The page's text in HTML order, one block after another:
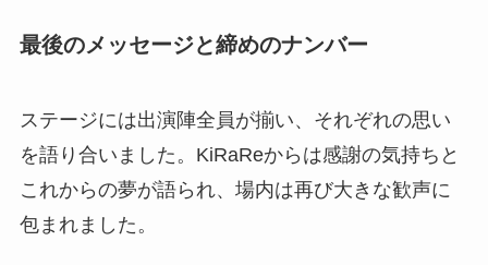
最後のメッセージと締めのナンバー
ステージには出演陣全員が揃い、それぞれの思い
を語り合いました。KiRaReからは感謝の気持ちと
これからの夢が語られ、場内は再び大きな歓声に
包まれました。